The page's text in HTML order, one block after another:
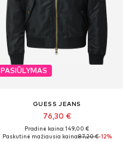
PASIŪLYMAS
GUESS JEANS
76,30 €
Pradinė kaina: 149,00 €
Paskutinė mažiausia kaina:87,20 €-12%